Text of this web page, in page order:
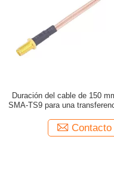
Duración del cable de 150
SMA-TS9 para una
Contacto